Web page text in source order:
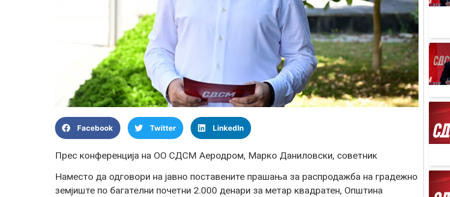
Facebook Twitter LinkedIn
Прес конференција на ОО СДСМ Аеродром, Марко Даниловски, советник
Наместо да одговори на јавно поставените прашања за распродажба на градежно
земјиште по багателни почетни 2.000 денари за метар квадратен, Општина